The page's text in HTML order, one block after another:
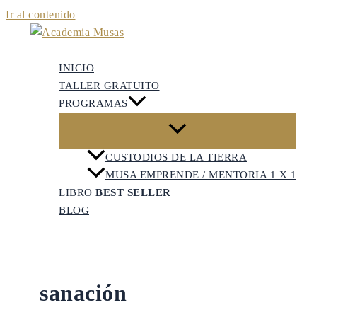
Ir al contenido
INICIO
TALLER GRATUITO
PROGRAMAS
CUSTODIOS DE LA TIERRA
MUSA EMPRENDE / MENTORIA 1 X 1
LIBRO BEST SELLER
BLOG
sanación